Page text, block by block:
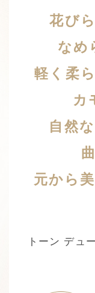
花び
なめ
軽く柔
カ
自然
元から
トーン デュ